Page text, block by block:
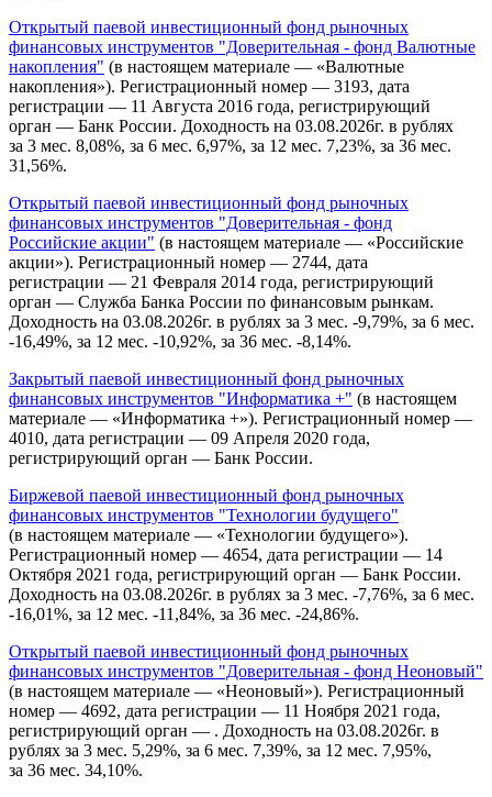
Открытый паевой инвестиционный фонд рыночных
финансовых инструментов "Доверительная - фонд Валютные
накопления" (в настоящем материале — «Валютные
накопления»). Регистрационный номер — 3193, дата
регистрации — 11 Августа 2016 года, регистрирующий
орган — Банк России. Доходность на 03.08.2026г. в рублях
за 3 мес. 8,08%, за 6 мес. 6,97%, за 12 мес. 7,23%, за 36 мес.
31,56%.
Открытый паевой инвестиционный фонд рыночных
финансовых инструментов "Доверительная - фонд
Российские акции" (в настоящем материале — «Российские
акции»). Регистрационный номер — 2744, дата
регистрации — 21 Февраля 2014 года, регистрирующий
орган — Служба Банка России по финансовым рынкам.
Доходность на 03.08.2026г. в рублях за 3 мес. -9,79%, за 6 мес.
-16,49%, за 12 мес. -10,92%, за 36 мес. -8,14%.
Закрытый паевой инвестиционный фонд рыночных
финансовых инструментов "Информатика +" (в настоящем
материале — «Информатика +»). Регистрационный номер —
4010, дата регистрации — 09 Апреля 2020 года,
регистрирующий орган — Банк России.
Биржевой паевой инвестиционный фонд рыночных
финансовых инструментов "Технологии будущего"
(в настоящем материале — «Технологии будущего»).
Регистрационный номер — 4654, дата регистрации — 14
Октября 2021 года, регистрирующий орган — Банк России.
Доходность на 03.08.2026г. в рублях за 3 мес. -7,76%, за 6 мес.
-16,01%, за 12 мес. -11,84%, за 36 мес. -24,86%.
Открытый паевой инвестиционный фонд рыночных
финансовых инструментов "Доверительная - фонд Неоновый"
(в настоящем материале — «Неоновый»). Регистрационный
номер — 4692, дата регистрации — 11 Ноября 2021 года,
регистрирующий орган — . Доходность на 03.08.2026г. в
рублях за 3 мес. 5,29%, за 6 мес. 7,39%, за 12 мес. 7,95%,
за 36 мес. 34,10%.